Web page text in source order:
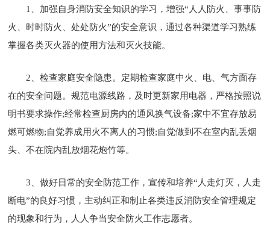
1、加强自身消防安全知识的学习，增强“人人防火、事事防
火、时时防火、处处防火”的安全意识，通过各种渠道学习熟练
掌握各类灭火器的使用方法和灭火技能。
2、检查家庭安全隐患。定期检查家庭中火、电、气方面存
在的安全问题。规范电源线路，及时更新家用电器，严格按照说
明书要求操作;经常检查厨房内的通风换气设备;家中不宜存放易
燃可燃物;自觉养成用火不离人的习惯;自觉做到不在室内乱丢烟
头、不在院内乱放烟花炮竹等。
3、做好日常的安全防范工作，宣传和培养“人走灯灭，人走
断电”的良好习惯，主动纠正和制止各类违反消防安全管理规定
的现象和行为，人人争当安全防火工作志愿者。